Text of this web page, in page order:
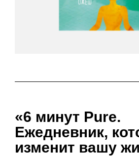
«6 минут Pure.
Ежедневник,
изменит вашу